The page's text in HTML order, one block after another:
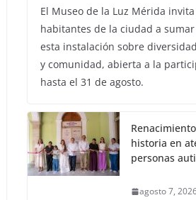
El Museo de la Luz Mérida invita
habitantes de la ciudad a
esta instalación sobre
y comunidad, abierta a la
hasta el 31 de agosto.
historia en
personas
agosto 7,